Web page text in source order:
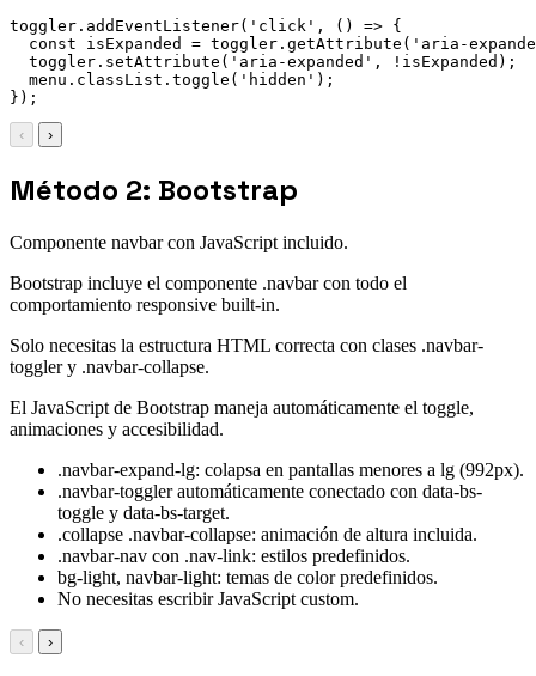
toggler . addEventListener( 'click' , ( ) => {
const isExpanded = toggler . getAttribute ( 'aria-
  toggler
. setAttribute ( 'aria-expanded' , ! isExpanded ) ;
  menu
. classList . toggle ( 'hidden' ) ;
} ) ;
‹ ›
Método 2: Bootstrap
Componente navbar con JavaScript incluido.
Bootstrap incluye el componente .navbar con todo el
comportamiento responsive built-in.
Solo necesitas la estructura HTML correcta con clases .navbar-
toggler y .navbar-collapse.
El JavaScript de Bootstrap maneja automáticamente el toggle,
animaciones y accesibilidad.
.navbar-expand-lg: colapsa en pantallas menores a lg (992px).
.navbar-toggler automáticamente conectado con data-bs-
toggle y data-bs-target.
.collapse .navbar-collapse: animación de altura incluida.
.navbar-nav con .nav-link: estilos predefinidos.
bg-light, navbar-light: temas de color predefinidos.
No necesitas escribir JavaScript custom.
‹ ›